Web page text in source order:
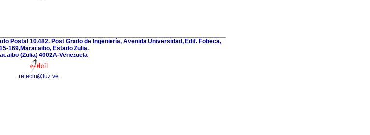
Postal 10.482. Post Grado de Ingeniería, Avenida Universidad, Edif. Fobeca,
169,Maracaibo, Estado Zulia.
(Zulia) 4002A-Venezuela
retecin@luz.ve